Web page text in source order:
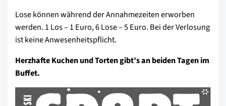
Lose können während der Annahmezeiten erworben
werden. 1 Los – 1 Euro, 6 Lose – 5 Euro. Bei der Verlosung
ist keine Anwesenheitspflicht.
Herzhafte Kuchen und Torten gibt’s an beiden Tagen im
Buffet.